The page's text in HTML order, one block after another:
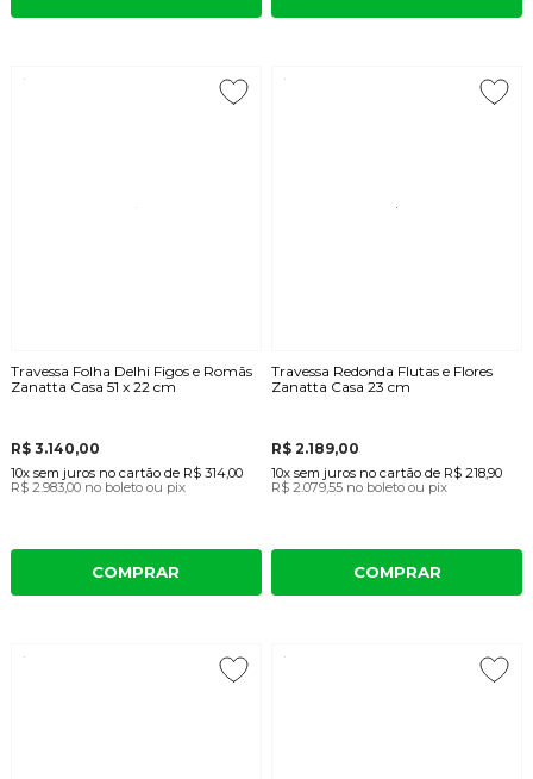
Travessa Folha Delhi Figos e Romãs
Zanatta Casa 51 x 22 cm
R$ 3.140,00
10x sem juros no cartãode R$ 314,00
R$ 2.983,00 no boleto ou pix
COMPRAR
Travessa Redonda Flutas e Flores
Zanatta Casa 23 cm
R$ 2.189,00
10x sem juros no cartão de R$ 218,90
R$ 2.079,55 no boleto ou pix
COMPRAR